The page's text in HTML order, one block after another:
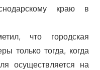
краю в
что городская
только тогда, когда
осуществляется на